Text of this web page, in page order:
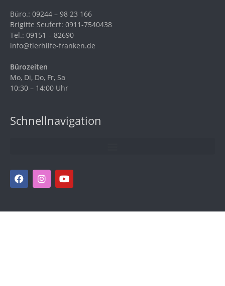
Büro.: 09244 – 98 23 166
Brigitte Seufert: 0911-7540438
Tel.: 09151 – 82690
info@tierhilfe-franken.de
Bürozeiten
Mo, Di, Do, Fr, Sa
10:30 – 14:00 Uhr
Schnellnavigation